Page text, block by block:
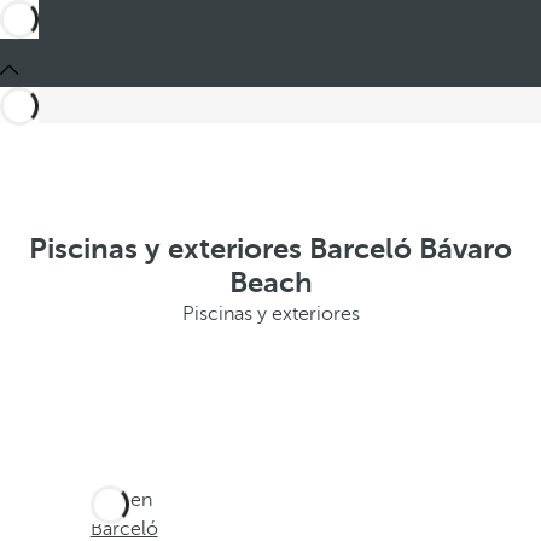
Piscinas y exteriores Barceló Bávaro
Beach
Piscinas y exteriores
Está en
Barceló